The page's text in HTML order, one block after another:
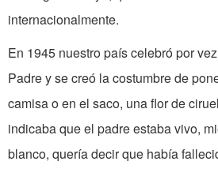
internacionalmente.
En 1945 nuestro país celebró por
Padre y se creó la costumbre de
camisa o en el saco, una flor de
indicaba que el padre estaba vivo,
blanco, quería decir que había